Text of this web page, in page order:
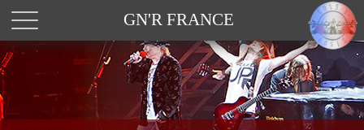
GN'R FRANCE